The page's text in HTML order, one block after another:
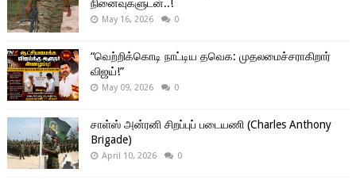
நினைவுகளுடன்..!
May 16, 2026 0
“வெற்றிக்கொடி நாட்டிய தவெக: முதலமைச்சராகிறார்
விஜய்!”
May 09, 2026 0
சாள்ஸ் அன்ரனி சிறப்புப் படையணி (Charles Anthony
Brigade)
April 10, 2026 0